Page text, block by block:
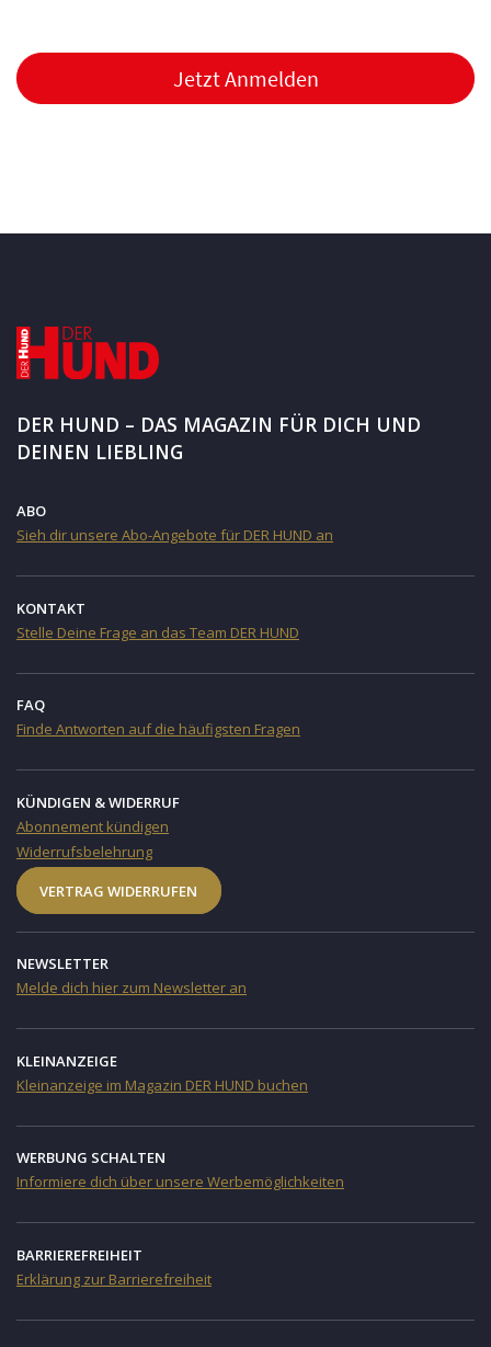
Jetzt Anmelden
DER HUND – DAS MAGAZIN FÜR DICH UND
DEINEN LIEBLING
ABO
Sieh dir unsere Abo-Angebote für DER HUND an
KONTAKT
Stelle Deine Frage an das Team DER HUND
FAQ
Finde Antworten auf die häufigsten Fragen
KÜNDIGEN & WIDERRUF
Abonnement kündigen
Widerrufsbelehrung
VERTRAG WIDERRUFEN
NEWSLETTER
Melde dich hier zum Newsletter an
KLEINANZEIGE
Kleinanzeige im Magazin DER HUND buchen
WERBUNG SCHALTEN
Informiere dich über unsere Werbemöglichkeiten
BARRIEREFREIHEIT
Erklärung zur Barrierefreiheit